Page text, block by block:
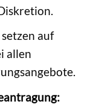
auf
allen